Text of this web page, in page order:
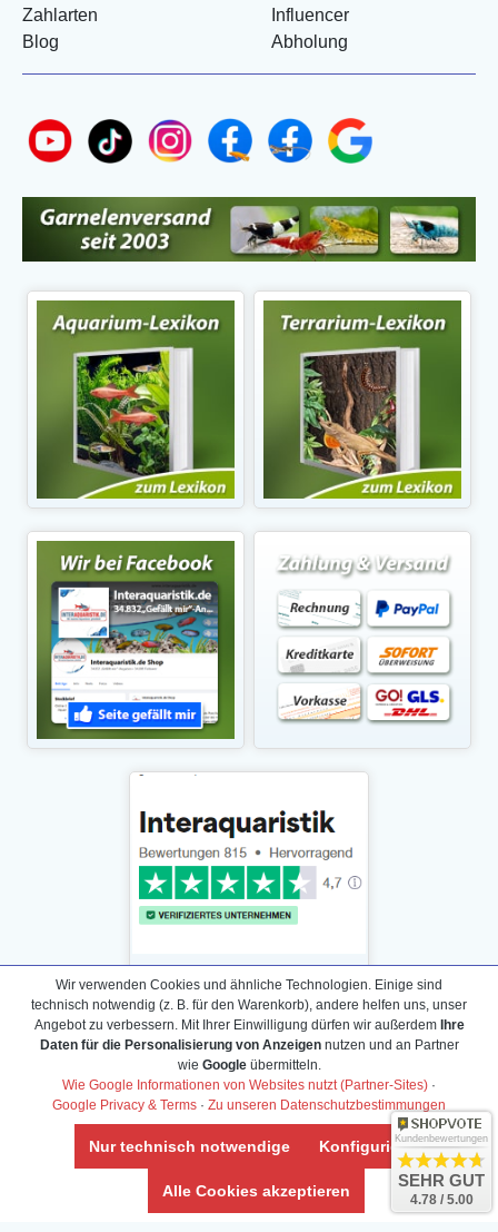
Zahlarten
Blog
Influencer
Abholung
Daten­schutz­erklärung
Widerrufs­recht /Widerrufs­formular
AGB & Info
Impressum
Umwelt und Entsorgung
Vertrag widerrufen
Wir verwenden Cookies und ähnliche Technologien. Einige sind
technisch notwendig (z. B. für den Warenkorb), andere helfen uns, unser
Angebot zu verbessern. Mit Ihrer Einwilligung dürfen wir außerdem Ihre
Daten für die Personalisierung von Anzeigennutzen und an Partner
wie Googleübermitteln.
Wie Google Informationen von Websites nutzt (Partner-Sites) ·
Google Privacy & Terms · Zu unseren Datenschutzbestimmungen
Nur technisch notwendige Konfigurieren
Alle Cookies akzeptieren
Kundenbewertungen
SEHR GUT
4.78 / 5.00